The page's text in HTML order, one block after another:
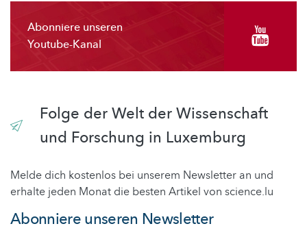
Abonniere unseren
Youtube-Kanal
Folge der Welt der Wissenschaft
und Forschung in Luxemburg
Melde dich kostenlos bei unserem Newsletter an und
erhalte jeden Monat die besten Artikel von science.lu
Abonniere unseren Newsletter